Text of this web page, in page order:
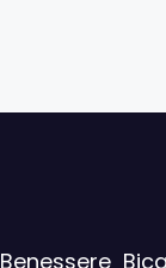
Benessere